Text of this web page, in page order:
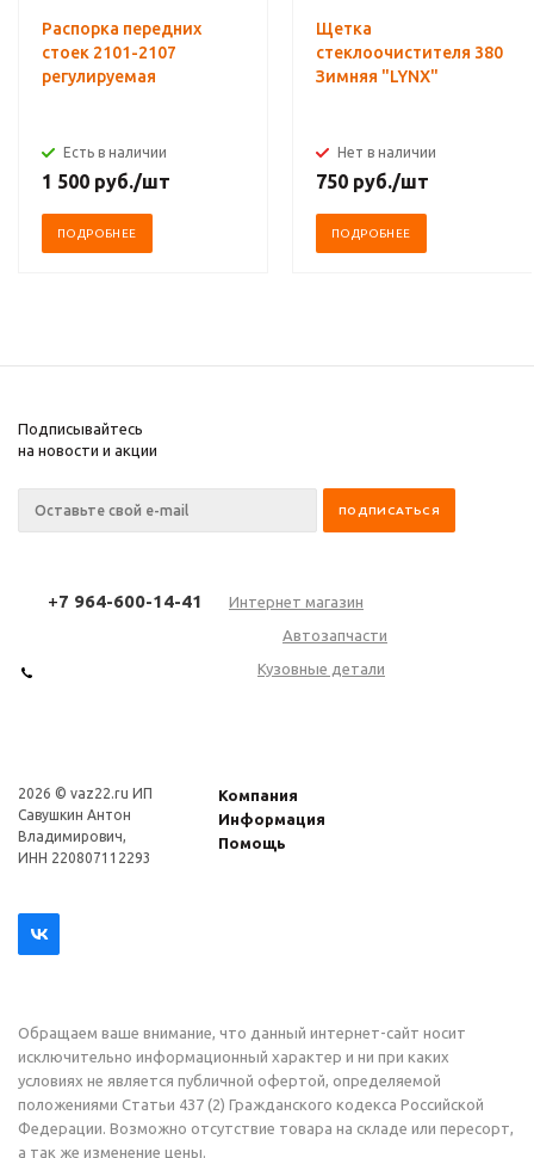
Распорка передних
стоек 2101-2107
регулируемая
Есть в наличии
1 500 руб./шт
ПОДРОБНЕЕ
Щетка
стеклоочистителя 380
Зимняя "LYNX"
Нет в наличии
750 руб./шт
ПОДРОБНЕЕ
Подписывайтесь
на новости и акции
+7 964-600-14-41
Интернет магазин
Автозапчасти
Кузовные детали
2026 © vaz22.ru ИП
Савушкин Антон
Владимирович,
ИНН 220807112293
Компания
Информация
Помощь
Обращаем ваше внимание, что данный интернет-сайт носит
исключительно информационный характер и ни при каких
условиях не является публичной офертой, определяемой
положениями Статьи 437 (2) Гражданского кодекса Российской
Федерации. Возможно отсутствие товара на складе или пересорт,
а так же изменение цены.